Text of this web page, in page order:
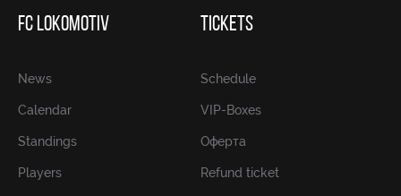
FC LOKOMOTIV
News
Calendar
Standings
Players
TICKETS
Schedule
VIP-Boxes
Оферта
Refund ticket